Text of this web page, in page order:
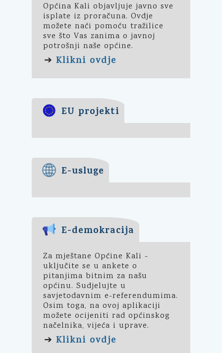
Općina Kali objavljuje javno sve
isplate iz proračuna. Ovdje
možete naći pomoću tražilice
sve što Vas zanima o javnoj
potrošnji naše općine.
➔ Klikni ovdje
EU projekti
E-usluge
E-demokracija
Za mještane Općine Kali -
uključite se u ankete o
pitanjima bitnim za našu
općinu. Sudjelujte u
savjetodavnim e-referendumima.
Osim toga, na ovoj aplikaciji
možete ocijeniti rad općinskog
načelnika, vijeća i uprave.
➔ Klikni ovdje